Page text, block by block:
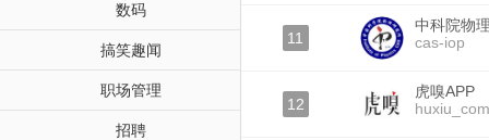
数码
搞笑趣闻
职场管理
招聘
11
中科院物
cas-iop
12
虎嗅APP
huxiu_com